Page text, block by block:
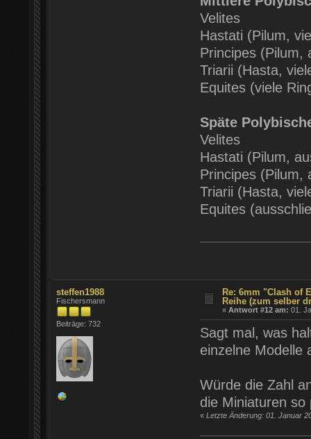
Velites
Hastati (Pilum,
Principes (Pilum,
Triarii (Hasta,
Equites (viele
Späte
Velites
Hastati (Pilum,
Principes (Pilum,
Triarii (Hasta,
Equites
steffen1988
Fischersmann
Beiträge: 732
Re: 6mm "Clash of
Reihe (zum selber
«Antwort #12 am: 01.
Sagt mal, was
einzelne Modelle
Würde die Zahl
die Miniaturen so
« Letzte Änderung: 01. Januar